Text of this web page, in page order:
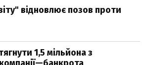
відновлює позов проти
1,5 мільйона з